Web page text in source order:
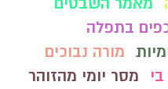
בתפלה
מורה נבוכים
מסר יומי מהזוהר